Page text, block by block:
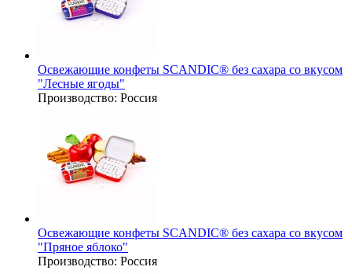
Освежающие конфеты SCANDIC® без сахара со вкусом
"Лесные ягоды"
Производство: Россия
Освежающие конфеты SCANDIC® без сахара со вкусом
"Пряное яблоко"
Производство: Россия